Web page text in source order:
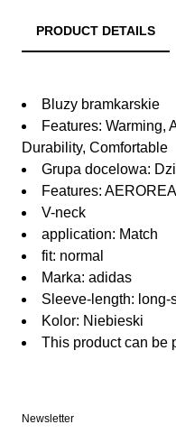
PRODUCT DETAILS
Bluzy bramkarskie
Features: Warming,
Durability, Comfortable
Grupa docelowa:
Features:
V-neck
application: Match
fit: normal
Marka: adidas
Sleeve-length: long-
Kolor: Niebieski
This product can be
Newsletter